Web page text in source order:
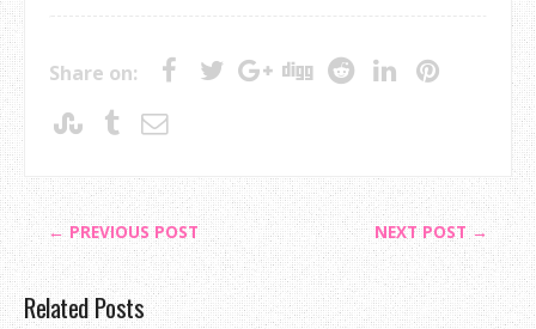
Share on:
← PREVIOUS POST NEXT POST →
Related Posts